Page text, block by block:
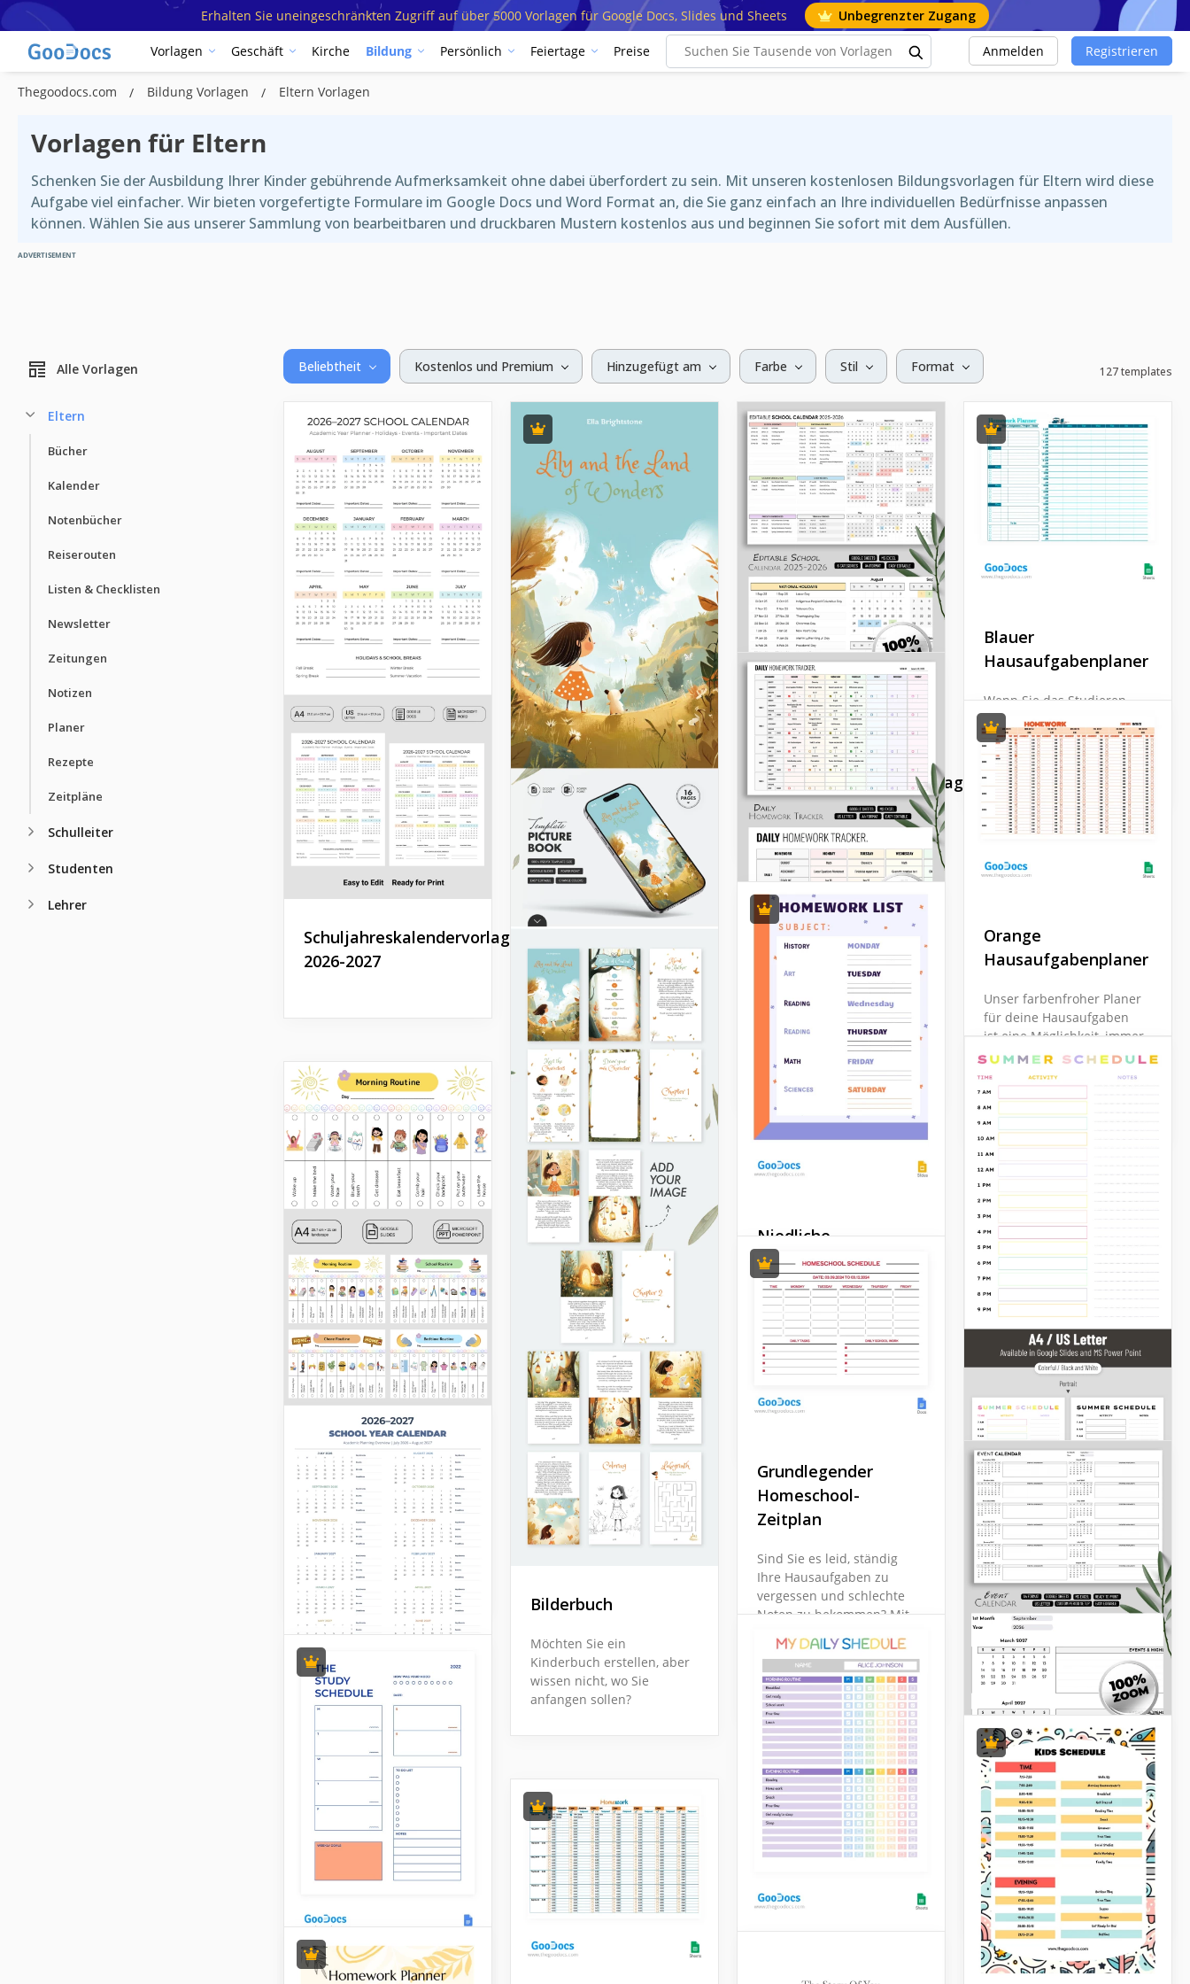
Erhalten Sie uneingeschränkten Zugriff auf über 5000 Vorlagen für Google Docs, Slides und Sheets Unbegrenzter Zugang
Vorlagen Geschäft Kirche Bildung Persönlich Feiertage Preise Anmelden Registrieren
Thegoodocs.com Bildung Vorlagen Eltern Vorlagen
Vorlagen für Eltern
Schenken Sie der Ausbildung Ihrer Kinder gebührende Aufmerksamkeit ohne dabei überfordert zu sein. Mit unseren kostenlosen Bildungsvorlagen für Eltern wird diese
Aufgabe viel einfacher. Wir bieten vorgefertigte Formulare im Google Docs und Word Format an, die Sie ganz einfach an Ihre individuellen Bedürfnisse anpassen
können. Wählen Sie aus unserer Sammlung von bearbeitbaren und druckbaren Mustern kostenlos aus und beginnen Sie sofort mit dem Ausfüllen.
ADVERTISEMENT
Alle Vorlagen
Eltern
Bücher
Kalender
Notenbücher
Reiserouten
Listen & Checklisten
Newsletter
Zeitungen
Notizen
Planer
Rezepte
Zeitpläne
Schulleiter
Studenten
Lehrer
Beliebtheit Hinzugefügt am Format
Farbe Stil
Kostenlos und Premium 127 templates
Schuljahreskalendervorlage
2026-2027
Bilderbuch
Möchten Sie ein
Kinderbuch erstellen, aber
wissen nicht, wo Sie
anfangen sollen?
Editierbare
Schuljahreskalendervorlage
- Jahr 2025-2026
Blauer
Hausaufgabenplaner
Wenn Sie das Studieren
genießen und leicht Neues
lernen möchten, kann
Ihnen dieser Planer
helfen.
Druckbare
Tagesplan-Vorlage
für Kinder -
Organisieren Sie
Schule & Aktivitäten
Tägliche
Hausaufgaben-
Verfolgungsvorlage
Orange
Hausaufgabenplaner
Unser farbenfroher Planer
für deine Hausaufgaben
ist eine Möglichkeit, immer
motiviert zu sein, zu
lernen. Pfirsich- und
orangefarbene Farben
sehen toll aus.
Akademischer
Kalender Vorlage
Niedliche
Hausaufgabenliste
Möchten Sie den
Hausaufgaben Ihres
Kindes folgen? Sie können
eine praktische und
einfach anzupassende
Hausaufgabenlisten
Editierbare Vorlage
für den täglichen
Sommerzeitplan für
Grundlegender
Homeschool-
Zeitplan
Sind Sie es leid, ständig
Ihre Hausaufgaben zu
vergessen und schlechte
Noten zu bekommen? Mit
Basis-Homeschool-Zeitplan
werden Sie diese
Schwäche verbessern!
2025-2030
Schulkalender
Vorlage für
Veranstaltungen